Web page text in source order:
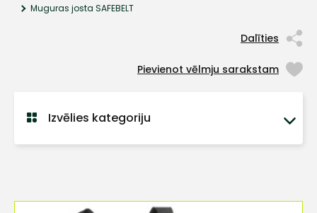
Muguras josta SAFEBELT
Dalīties
Pievienot vēlmju sarakstam
Izvēlies kategoriju